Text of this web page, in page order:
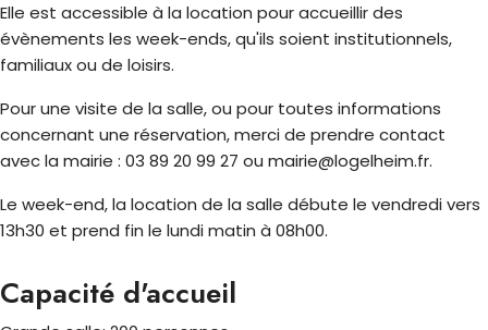
Elle est accessible à la location pour accueillir des
évènements les week-ends, qu'ils soient institutionnels,
familiaux ou de loisirs.
Pour une visite de la salle, ou pour toutes informations
concernant une réservation, merci de prendre contact
avec la mairie : 03 89 20 99 27 ou mairie@logelheim.fr.
Le week-end, la location de la salle débute le vendredi vers
13h30 et prend fin le lundi matin à 08h00.
Capacité d'accueil